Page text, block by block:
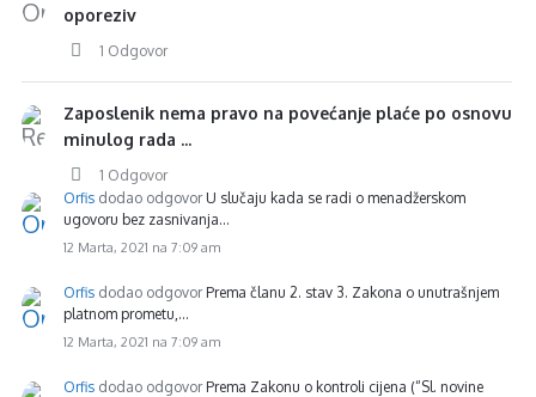
oporeziv
1 Odgovor
Zaposlenik nema pravo na povećanje plaće po osnovu
minulog rada ...
1 Odgovor
Orfis dodao odgovor U slučaju kada se radi o menadžerskom
ugovoru bez zasnivanja…
12 Marta, 2021 na 7:09 am
Orfis dodao odgovor Prema članu 2. stav 3. Zakona o unutrašnjem
platnom prometu,…
12 Marta, 2021 na 7:09 am
Orfis dodao odgovor Prema Zakonu o kontroli cijena (“Sl. novine